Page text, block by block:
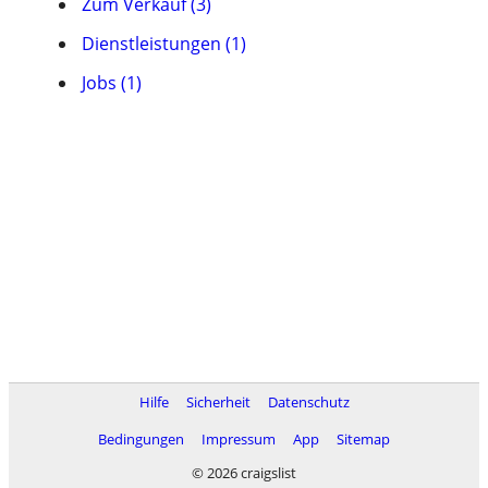
Dienstleistungen (1)
Jobs (1)
Hilfe Sicherheit
Datenschutz
Bedingungen
Impressum App
Sitemap
© 2026 craigslist